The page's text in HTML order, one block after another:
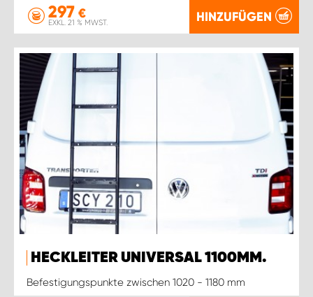
297 €
EXKL. 21 % MWST. HINZUFÜGEN
HECKLEITER UNIVERSAL 1100MM.
Befestigungspunkte zwischen 1020 - 1180 mm